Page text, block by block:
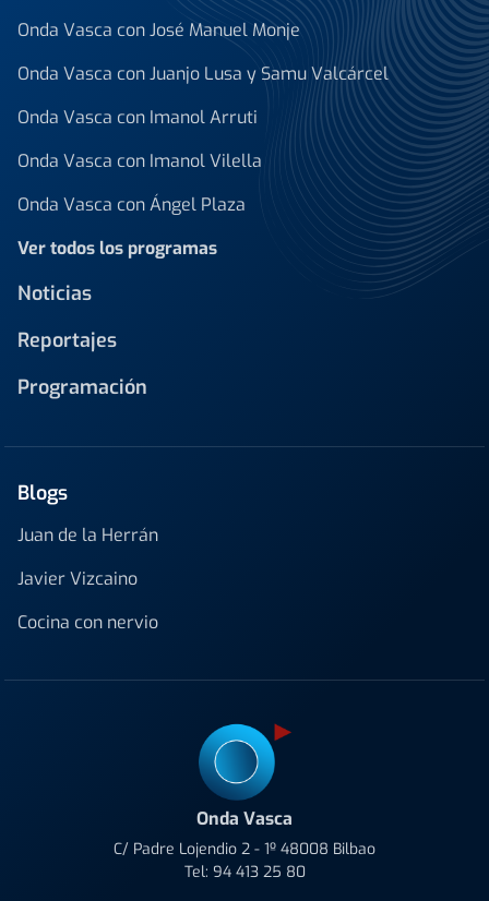
Onda Vasca con José Manuel Monje
Onda Vasca con Juanjo Lusa y Samu Valcárcel
Onda Vasca con Imanol Arruti
Onda Vasca con Imanol Vilella
Onda Vasca con Ángel Plaza
Ver todos los programas
Noticias
Reportajes
Programación
Blogs
Juan de la Herrán
Javier Vizcaino
Cocina con nervio
Onda Vasca
C/ Padre Lojendio 2 - 1º 48008 Bilbao
Tel: 94 413 25 80